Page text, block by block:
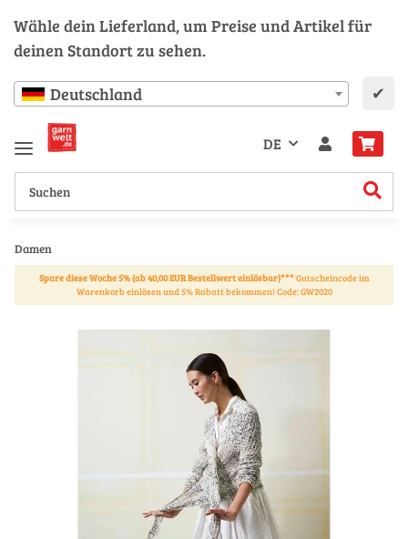
Wähle dein Lieferland, um Preise und Artikel für
deinen Standort zu sehen.
Deutschland ✔
DE
Damen
Spare diese Woche 5% (ab 40,00 EUR Bestellwert einlösbar)***Gutscheincode im
Warenkorb einlösen und 5% Rabatt bekommen! Code: GW2020